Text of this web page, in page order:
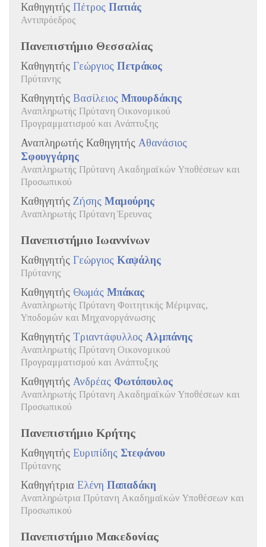
Καθηγητής Πέτρος Πατιάς
Αντιπρόεδρος
Πανεπιστήμιο Θεσσαλίας
Καθηγητής Γεώργιος Πετράκος
Πρύτανης
Καθηγητής Βασίλειος Μπουρδάκης
Αναπληρωτής Πρύτανη Οικονομικού
Προγραμματισμού και Ανάπτυξης
Αναπληρωτής Καθηγητής Αθανάσιος
Σφουγγάρης
Αναπληρωτής Πρύτανη Ακαδημαϊκών Υποθέσεων και
Προσωπικού
Καθηγητής Ζήσης Μαμούρης
Αναπληρωτής Πρύτανη Έρευνας
Πανεπιστήμιο Ιωαννίνων
Καθηγητής Γεώργιος Καψάλης
Πρύτανης
Καθηγητής Θωμάς Μπάκας
Αναπληρωτής Πρύτανη Φοιτητικής Μέριμνας,
Υποδομών και Μηχανοργάνωσης
Καθηγητής Τριαντάφυλλος Αλμπάνης
Αναπληρωτής Πρύτανη Οικονομικού
Προγραμματισμού και Ανάπτυξης
Καθηγητής Ανδρέας Φωτόπουλος
Αναπληρωτής Πρύτανη Ακαδημαϊκών Υποθέσεων και
Προσωπικού
Πανεπιστήμιο Κρήτης
Καθηγητής Ευριπίδης Στεφάνου
Πρύτανης
Καθηγήτρια Ελένη Παπαδάκη
Αναπληρώτρια Πρύτανη Ακαδημαϊκών Υποθέσεων και
Προσωπικού
Πανεπιστήμιο Μακεδονίας